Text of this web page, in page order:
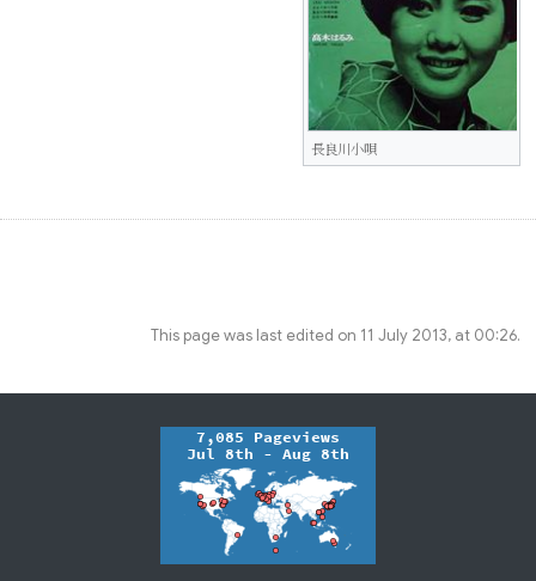
長良川小唄
This page was last edited on 11 July 2013, at 00:26.